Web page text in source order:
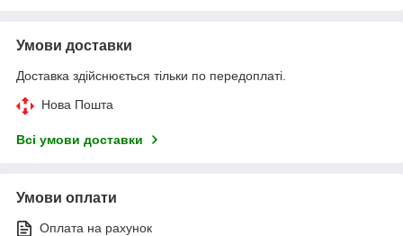
Умови доставки
Доставка здійснюється тільки по передоплаті.
Нова Пошта
Всі умови доставки
Умови оплати
Оплата на рахунок